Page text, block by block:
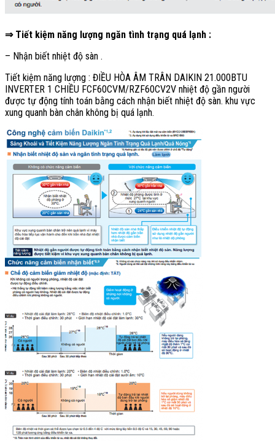
⇒ Tiết kiệm năng lượng ngăn tình trạng quá lạnh :
– Nhận biết nhiệt độ sàn .
Tiết kiệm năng lượng : ĐIỀU HÒA ÂM TRÂN DAIKIN 21.000BTU
INVERTER 1 CHIỀU FCF60CVM/RZF60CV2V nhiệt độ gần người
được tự động tính toán bằng cách nhận biết nhiệt độ sàn. khu vực
xung quanh bàn chân không bị quá lạnh.